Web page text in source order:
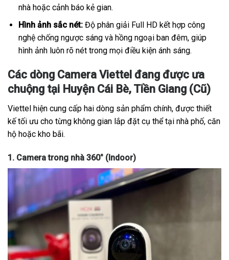
nhà hoặc cảnh báo kẻ gian.
Hình ảnh sắc nét:Độ phân giải Full HD kết hợp công
nghệ chống ngược sáng và hồng ngoại ban đêm, giúp
hình ảnh luôn rõ nét trong mọi điều kiện ánh sáng.
Các dòng Camera Viettel đang được ưa
chuộng tại Huyện Cái Bè, Tiền Giang (Cũ)
Viettel hiện cung cấp hai dòng sản phẩm chính, được thiết
kế tối ưu cho từng không gian lắp đặt cụ thể tại nhà phố, căn
hộ hoặc kho bãi.
1. Camera trong nhà 360° (Indoor)